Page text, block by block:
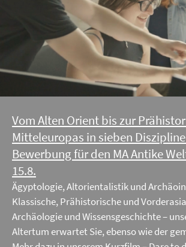
Vom Alten Orient bis zur
Mitteleuropas in sieben
Bewerbung für den MA Antike
15.8.
Ägyptologie, Altorientalistik und
Klassische, Prähistorische und
Archäologie und Wissensgeschichte –
Altertum erwartet Sie, ebenso wie der